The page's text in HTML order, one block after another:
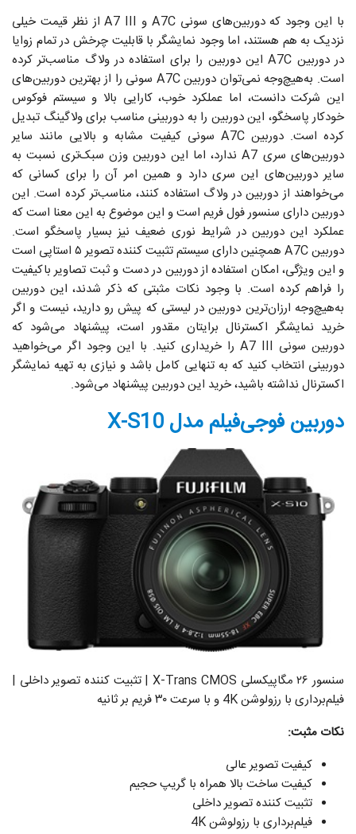
با این وجود که دوربین‌های سونی A7C و A7 III از نظر قیمت خیلی
نزدیک به هم هستند، اما وجود نمایشگر با قابلیت چرخش در تمام زوایا
در دوربین A7C این دوربین را برای استفاده در ولاگ مناسب‌تر کرده
است. به‌هیچ‌وجه نمی‌توان دوربین A7C سونی را از بهترین دوربین‌های
این شرکت دانست، اما عملکرد خوب، کارایی بالا و سیستم فوکوس
خودکار پاسخگو، این دوربین را به دوربینی مناسب برای ولاگینگ تبدیل
کرده است. دوربین A7C سونی کیفیت مشابه و بالایی مانند سایر
دوربین‌های سری A7 ندارد، اما این دوربین وزن سبک‌تری نسبت به
سایر دوربین‌های این سری دارد و همین امر آن را برای کسانی که
می‌خواهند از دوربین در ولاگ استفاده کنند، مناسب‌تر کرده است. این
دوربین دارای سنسور فول فریم است و این موضوع به این معنا است که
عملکرد این دوربین در شرایط نوری ضعیف نیز بسیار پاسخگو است.
دوربین‌ A7C همچنین دارای سیستم تثبیت کننده تصویر ۵ استاپی است
و این ویژگی، امکان استفاده از دوربین در دست و ثبت تصاویر باکیفیت
را فراهم کرده است. با وجود نکات مثبتی که ذکر شدند، این دوربین
به‌هیچ‌وجه ارزان‌ترین دوربین در لیستی که پیش رو دارید، نیست و اگر
خرید نمایشگر اکسترنال برایتان مقدور است، پیشنهاد می‌شود که
دوربین سونی A7 III را خریداری کنید. با این وجود اگر می‌خواهید
دوربینی انتخاب کنید که به تنهایی کامل باشد و نیازی به تهیه نمایشگر
اکسترنال نداشته باشید، خرید این دوربین پیشنهاد می‌شود.
دوربین فوجی‌فیلم مدل X-S10
سنسور ۲۶ مگاپیکسلی X-Trans CMOS | تثبیت کننده تصویر داخلی |
فیلم‌برداری با رزولوشن 4K و با سرعت ۳۰ فریم بر ثانیه
نکات مثبت:
کیفیت تصویر عالی
کیفیت ساخت بالا همراه با گریپ حجیم
تثبیت کننده تصویر داخلی
فیلم‌برداری با رزولوشن 4K